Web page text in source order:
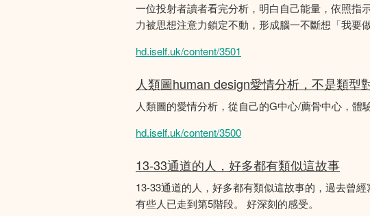
一位投射者讀者看完分析，明白自己能量，依照指
力被思想注意力鎖定不動，形成腦一不斷想「我要
hd.iself.uk/content/3501
人類圖human design愛情分析，不是類型
人類圖的愛情分析，從自己的G中心/薦骨中心，體
hd.iself.uk/content/3500
13-33通道的人，好多都有類似這故事
13-33通道的人，好多都有類似這故事的，過去曾
有些人已走到第5階段。 好深刻的感受。